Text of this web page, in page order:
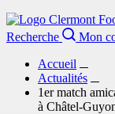
Recherche
Mon
Accueil
Actualités
1er match
à Châtel-